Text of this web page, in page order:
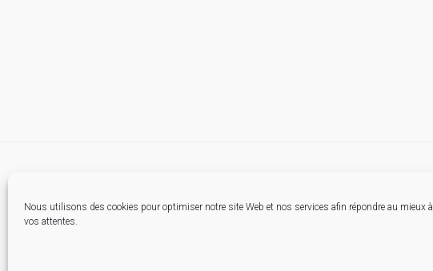
Nous utilisons des cookies pour optimiser notre site Web et nos services afin répondre au mieux à
vos attentes.